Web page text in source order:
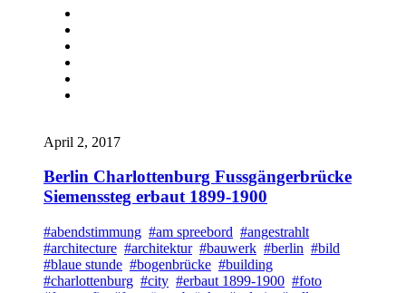
April 2, 2017
Berlin Charlottenburg Fussgängerbrücke
Siemenssteg erbaut 1899-1900
#abendstimmung #am spreebord #angestrahlt
#architecture #architektur #bauwerk #berlin #bild
#blaue stunde #bogenbrücke #building
#charlottenburg #city #erbaut 1899-1900 #foto